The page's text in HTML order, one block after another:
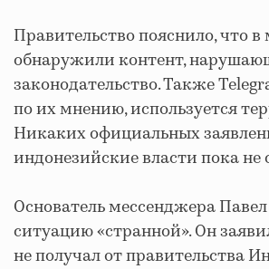
Правительство пояснило, что
обнаружили контент,
законодательство. Также
по их мнению, используется
Никаких официальных
индонезийские власти пока не
Основатель мессенджера
ситуацию «странной». Он
не получал от правительства